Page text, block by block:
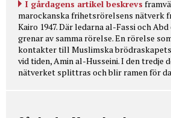
I gårdagens artikel beskrevs
marockanska frihetsrörelsens nätverk
Kairo 1947. Där ledarna al-Fassi och
grenar av samma rörelse. En rörelse
kontakter till Muslimska
vid tiden, Amin al-Husseini. I den tredje
nätverket splittras och blir ramen för